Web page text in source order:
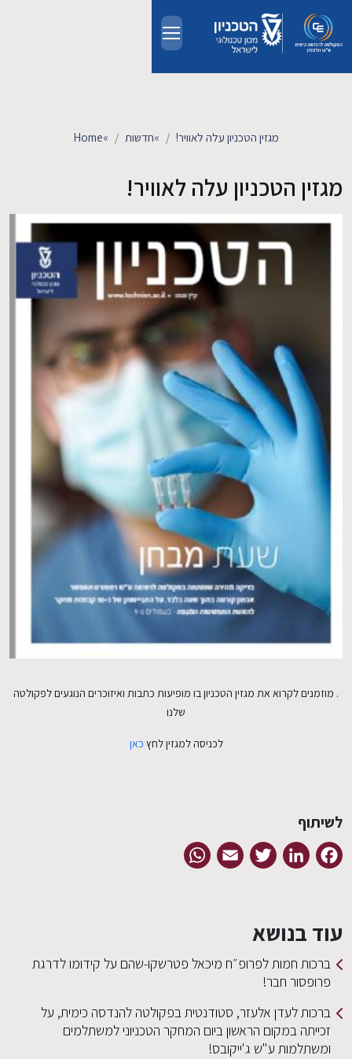
חדשות ואירועים
צרו קשר
Home» חדשות» מגזין הטכניון עלה לאוויר!
מגזין הטכניון עלה לאוויר!
. מוזמנים לקרוא את מגזין הטכניון בו מופיעות כתבות ואיזוכרים הנוגעים לפקולטה
שלנו
לכניסה למגזין לחץ כאן
לשיתוף
Facebook
LinkedIn
Twitter
Email
עוד בנושא
ברכות חמות לפרופ״ח מיכאל פטרשקו-שהם על קידומו לדרגת
פרופסור חבר!
ברכות לעדן אלעזר, סטודנטית בפקולטה להנדסה כימית, על
זכייתה במקום הראשון ביום המחקר הטכניוני למשתלמים
ומשתלמות ע"ש ג'ייקובס!